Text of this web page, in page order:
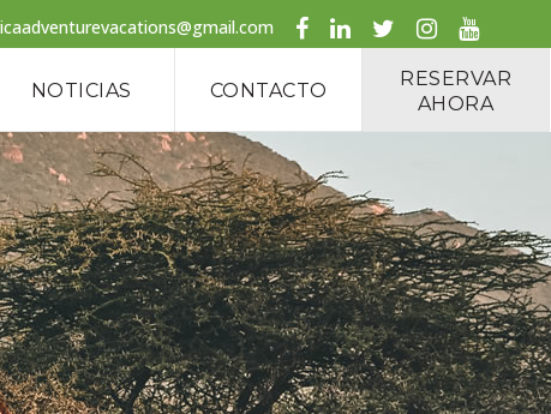
NOTICIAS CONTACTO
RESERVAR
AHORA